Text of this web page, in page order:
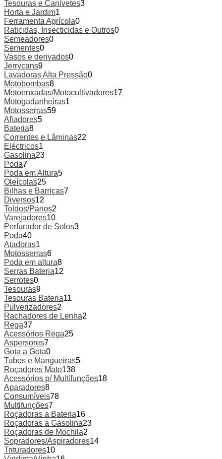
Tesouras e Canivetes3
Horta e Jardim1
Ferramenta Agrícola0
Raticidas, Insecticidas e Outros0
Semeadores0
Sementes0
Vasos e derivados0
Jerrycans9
Lavadoras Alta Pressão0
Motobombas8
Motoenxadas/Motocultivadores17
Motogadanheiras1
Motosserras59
Afiadores5
Bateria8
Correntes e Lâminas22
Eléctricos1
Gasolina23
Poda7
Poda em Altura5
Oleícolas25
Bilhas e Barricas7
Diversos12
Toldos/Panos2
Varejadores10
Perfurador de Solos3
Poda40
Atadoras1
Motosserras6
Poda em altura8
Serras Bateria12
Serrotes0
Tesouras9
Tesouras Bateria11
Pulverizadores2
Rachadores de Lenha2
Rega37
Acessórios Rega25
Aspersores7
Gota a Gota0
Tubos e Mangueiras5
Roçadores Mato138
Acessórios p/ Multifunções18
Aparadores8
Consumíveis78
Multifunções7
Roçadoras a Bateria16
Roçadoras a Gasolina23
Roçadoras de Mochila2
Sopradores/Aspiradores14
Trituradores10